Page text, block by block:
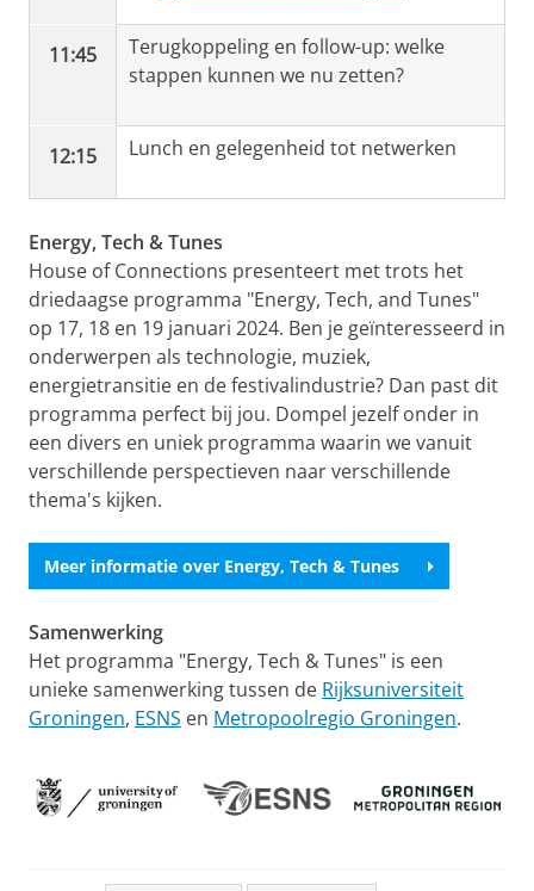
11:45
Terugkoppeling en follow-up: welke
stappen kunnen we nu zetten?
12:15 Lunch en gelegenheid tot netwerken
Energy, Tech & Tunes
House of Connections presenteert met trots het
driedaagse programma "Energy, Tech, and Tunes"
op 17, 18 en 19 januari 2024. Ben je geïnteresseerd in
onderwerpen als technologie, muziek,
energietransitie en de festivalindustrie? Dan past dit
programma perfect bij jou. Dompel jezelf onder in
een divers en uniek programma waarin we vanuit
verschillende perspectieven naar verschillende
thema's kijken.
Meer informatie over Energy, Tech & Tunes
Samenwerking
Het programma "Energy, Tech & Tunes" is een
unieke samenwerking tussen de Rijksuniversiteit
Groningen, ESNS en Metropoolregio Groningen.